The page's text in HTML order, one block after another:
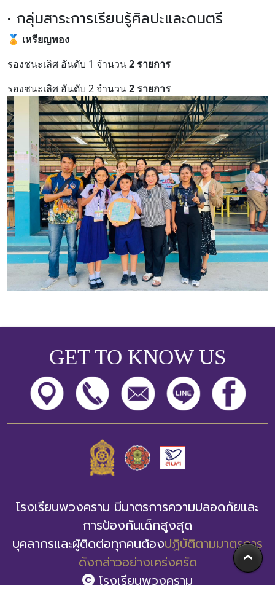
• กลุ่มสาระการเรียนรู้ศิลปะและดนตรี
🏅 เหรียญทอง
รองชนะเลิศ อันดับ 1 จำนวน2 รายการ
รองชนะเลิศ อันดับ 2 จำนวน2 รายการ
GET TO KNOW US
โรงเรียนพวงคราม มีมาตรการความปลอดภัยและ
การป้องกันเด็กสูงสุด
บุคลากรและผู้ติดต่อทุกคนต้องปฏิบัติตามมาตรการ
ดังกล่าวอย่างเคร่งครัด
โรงเรียนพวงคราม